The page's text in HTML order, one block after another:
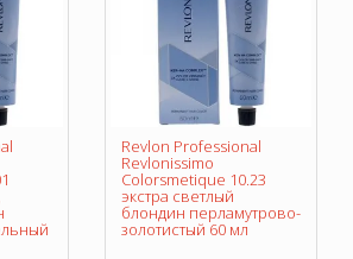
Revlon Professional
Revlonissimo
Colorsmetique 10.23
экстра светлый
блондин перламутрово-
золотистый 60 мл